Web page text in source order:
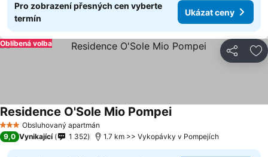
Pro zobrazení přesných cen vyberte
termín
Ukázat ceny
Sdílet
Oblíbená volba
3 Počet hvězdiček
Obsluhovaný apartmán
Residence O'Sole Mio Pompei
9,0 Vynikající 1 352 1.7 km >> Vykopávky v Pompejích